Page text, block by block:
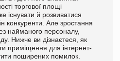
торгової площі
існувати й розвиватися
Але зростання
найманого персоналу,
Нижче ви дізнаєтеся, як
приміщення для інтернет-
поширених помилок.